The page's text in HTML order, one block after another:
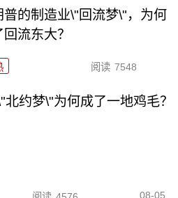
普的制造业\"回流梦\"，为何
流东大？
阅读 7548
约梦\"为何成了一地鸡毛？
08-05